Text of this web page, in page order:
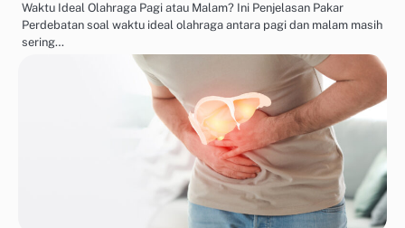
Waktu Ideal Olahraga Pagi atau Malam? Ini Penjelasan Pakar
Perdebatan soal waktu ideal olahraga antara pagi dan malam masih
sering…